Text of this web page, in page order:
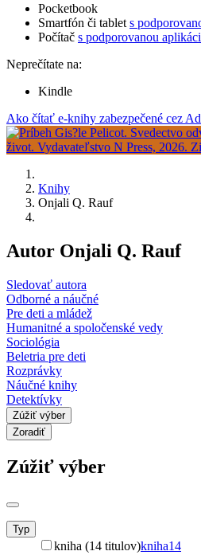
Pocketbook
Smartfón či tablet s
Počítač s podporovanou
Neprečítate na:
Kindle
Ako čítať e-knihy zabezpečené cez
Knihy
Onjali Q. Rauf
Autor Onjali Q. Rauf
Sledovať autora
Odborné a náučné
Pre deti a mládež
Humanitné a spoločenské vedy
Sociológia
Beletria pre deti
Rozprávky
Náučné knihy
Detektívky
Zúžiť výber
Zoradiť
Zúžiť výber
Typ
kniha (14 titulov)kniha14